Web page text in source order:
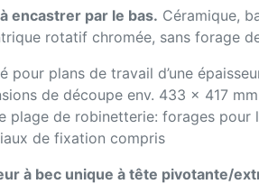
encastrer par le bas. Céramique,
rotatif chromée, sans forage
pour plans de travail d’une
de découpe env. 433 x 417
plage de robinetterie: forages pour
de fixation compris
à bec unique à tête pivotante/